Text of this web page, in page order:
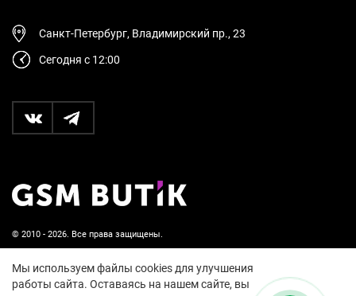
© 2010 - 2026. Все права защищены.
Пользовательское соглашение и политика
конфиденциальности
Санкт-Петербург, Владимирский пр., 23
Сегодня с 12:00
Мы используем файлы cookies для улучшения
работы сайта. Оставаясь на нашем сайте, вы